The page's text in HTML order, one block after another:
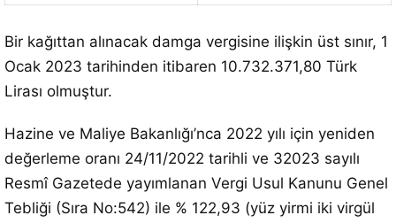
Bir kağıttan alınacak damga vergisine ilişkin üst sınır, 1
Ocak 2023 tarihinden itibaren 10.732.371,80 Türk
Lirası olmuştur.
Hazine ve Maliye Bakanlığı’nca 2022 yılı için yeniden
değerleme oranı 24/11/2022 tarihli ve 32023 sayılı
Resmî Gazetede yayımlanan Vergi Usul Kanunu Genel
Tebliği (Sıra No:542) ile % 122,93 (yüz yirmi iki virgül